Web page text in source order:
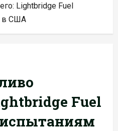
Lightbridge Fuel
в США
Fuel
испытаниям